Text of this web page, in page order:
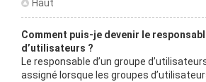
Haut
Comment puis-je devenir le
d’utilisateurs ?
Le responsable d’un groupe
assigné lorsque les groupes